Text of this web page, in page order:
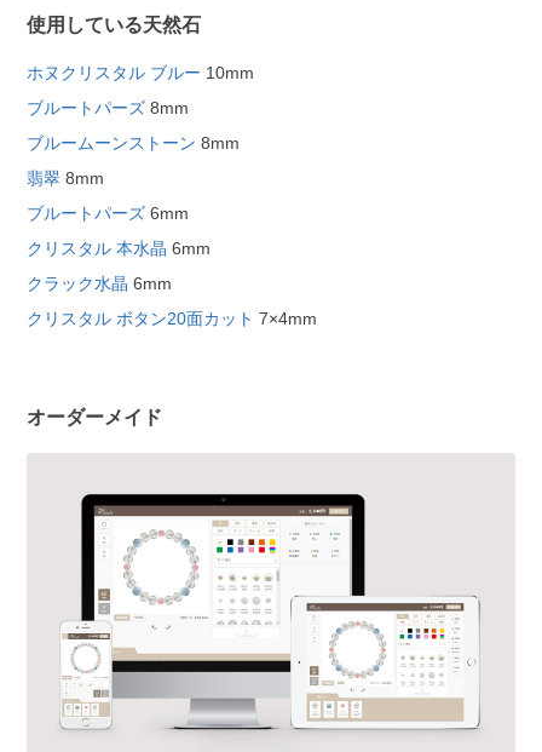
使用している天然石
ホヌクリスタル ブルー 10mm
ブルートパーズ 8mm
ブルームーンストーン 8mm
翡翠 8mm
ブルートパーズ 6mm
クリスタル 本水晶 6mm
クラック水晶 6mm
クリスタル ボタン20面カット 7×4mm
オーダーメイド